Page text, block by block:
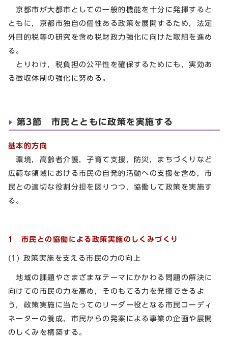
京都市が大都市としての一般的機能を十分に発揮すると
ともに，京都市独自の個性ある政策を展開するため，法定
外目的税等の研究を含め税財政力強化に向けた取組を進め
る。
とりわけ，税負担の公平性を確保するためにも，実効あ
る徴収体制の強化に努める。
第3節 市民とともに政策を実施する
基本的方向
環境，高齢者介護，子育て支援，防災，まちづくりなど
広範な領域における市民の自発的活動への支援を含め，市
民との適切な役割分担を図りつつ，協働して政策を実施す
る。
1 市民との協働による政策実施のしくみづくり
(1) 政策実施を支える市民の力の向上
地域の課題やさまざまなテーマにかかわる問題の解決に
向けての市民の力を高め，そのもてる力を発揮できるよ
う，政策実施に当たってのリーダー役となる市民コーディ
ネーターの養成，市民からの発案による事業の企画や展開
のしくみを構築する。